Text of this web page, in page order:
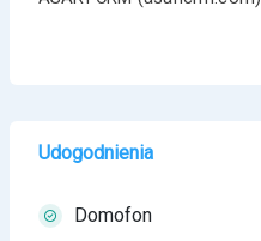
Udogodnienia
Domofon